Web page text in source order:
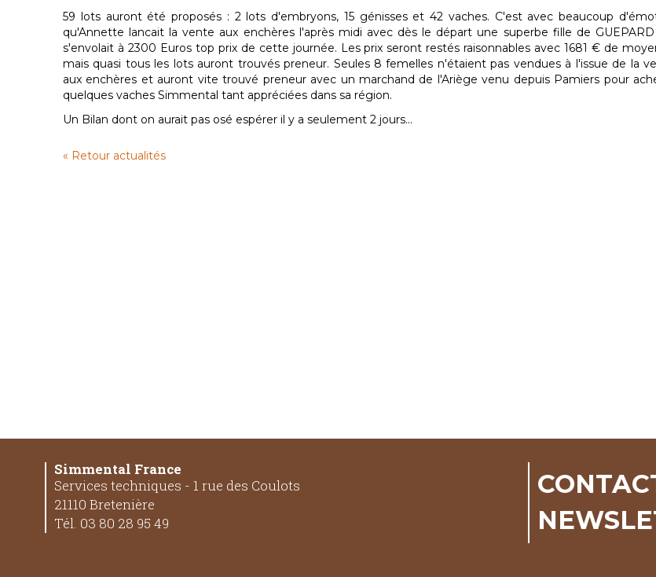
59 lots auront été proposés : 2 lots d'embryons, 15 génisses et 42 vaches. C'est avec beaucoup
qu'Annette lancait la vente aux enchères l'après midi avec dès le départ une superbe fille de
s'envolait à 2300 Euros top prix de cette journée. Les prix seront restés raisonnables avec 1681 € de
mais quasi tous les lots auront trouvés preneur. Seules 8 femelles n'étaient pas vendues à l'issue de la
aux enchères et auront vite trouvé preneur avec un marchand de l'Ariège venu depuis Pamiers pour
quelques vaches Simmental tant appréciées dans sa région.
Un Bilan dont on aurait pas osé espérer il y a seulement 2 jours...
« Retour actualités
Simmental France
Services techniques - 1 rue des Coulots
21110 Bretenière
Tél. 03 80 28 95 49